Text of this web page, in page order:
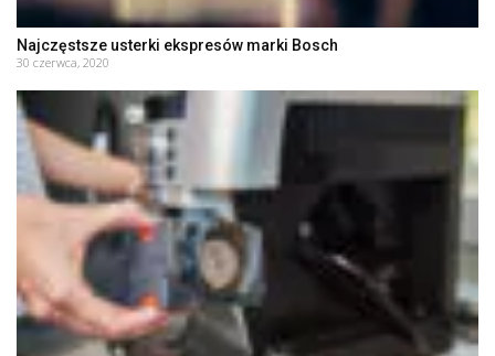
Najczęstsze usterki ekspresów marki Bosch
30 czerwca, 2020